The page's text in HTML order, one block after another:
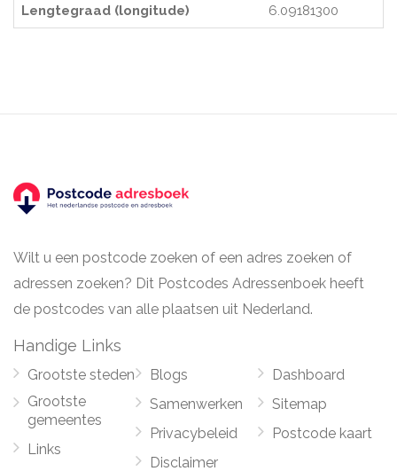
Lengtegraad (longitude) 6.09181300
Wilt u een postcode zoeken of een adres zoeken of
adressen zoeken? Dit Postcodes Adressenboek heeft
de postcodes van alle plaatsen uit Nederland.
Handige Links
Grootste steden
Grootste
gemeentes
Links
Blogs
Samenwerken
Privacybeleid
Disclaimer
Dashboard
Sitemap
Postcode kaart